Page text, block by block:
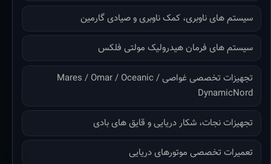
سیستم های ناوبری، کمک ناوبری و صیادی گارمین
سیستم های فرمان هیدرولیک مولتی فلکس
تجهیزات تخصصی غواصی Mares / Omar / Oceanic /
DynamicNord
تجهیزات نجات، شکار دریایی و قایق های بادی
تعمیرات تخصصی موتورهای دریایی